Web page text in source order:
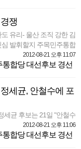
쟁
유리- 울산 조직 강한 김
발휘할지 주목민주통합
2012-08-21 오후 11:07
통합당 대선후보 경선
세균, 안철수에 포
세균 후보는 21일 "안철수
2012-08-21 오후 11:06
통합당 대선후보 경선